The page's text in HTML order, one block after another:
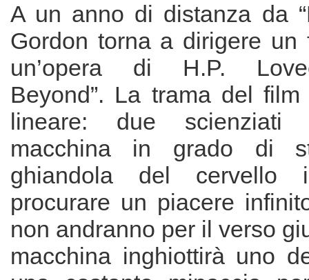
A un anno di distanza da
Gordon torna a dirigere un
un’opera di H.P.
Beyond”. La trama del
lineare: due scienziati
macchina in grado di
ghiandola del
procurare un piacere
non andranno per il verso
macchina inghiottirà uno